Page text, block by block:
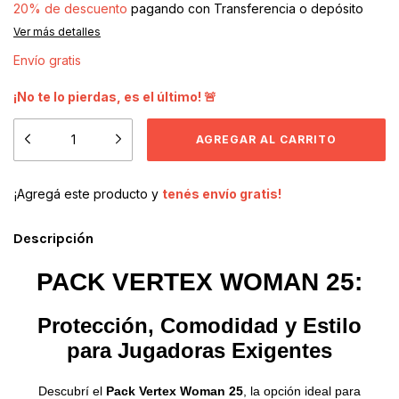
20% de descuento pagando con Transferencia o depósito
Ver más detalles
Envío gratis
¡No te lo pierdas, es el último! 🚨
¡Agregá este producto y tenés envío gratis!
Descripción
PACK VERTEX WOMAN 25:
Protección, Comodidad y Estilo
para Jugadoras Exigentes
Descubrí el Pack Vertex Woman 25 , la opción ideal para